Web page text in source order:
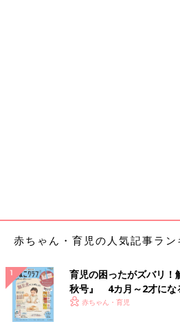
どのママも健康グッズとしてはほとん
ど、赤ちゃんを抱っこしてボールに
ぐ眠るという、別の意味で優れたお世
ます。
「バイクサイクル、やり過ぎて痔に
おしりには不健康グッズのようですね
赤ちゃん・育児の人気記事ラン
育児の困ったがズバリ！
秋号』 4カ月～2才にな
いっぱい！
赤ちゃん・育児